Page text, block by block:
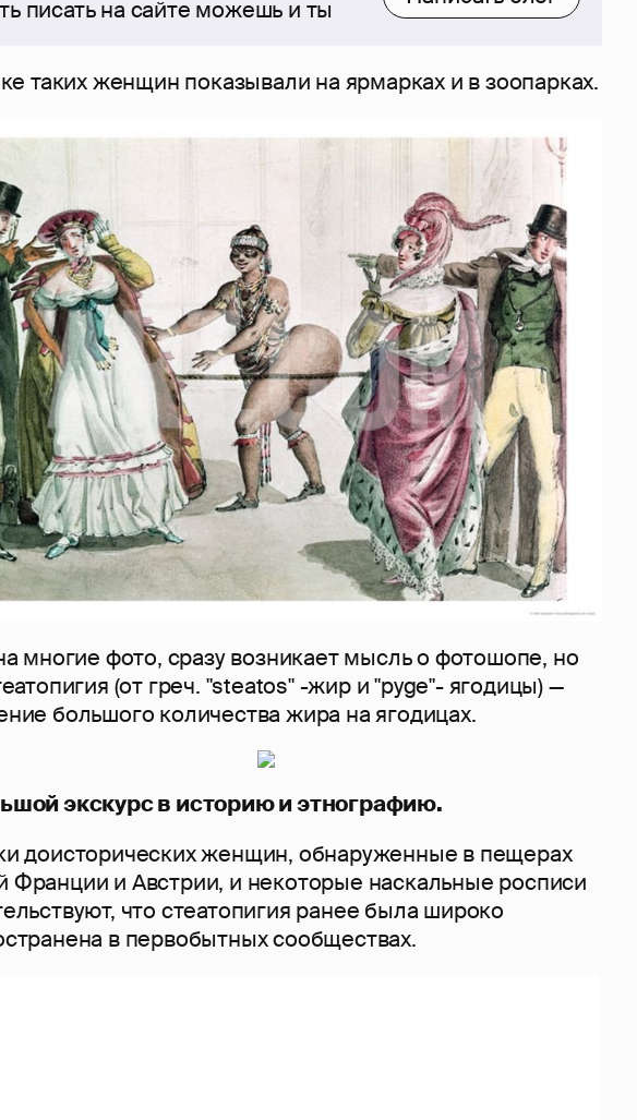
писать на сайте можешь и ты
таких женщин показывали на ярмарках и в зоопарках.
многие фото, сразу возникает мысль о фотошопе, но
(от греч. "steatos" -жир и "pyge"- ягодицы) —
большого количества жира на ягодицах.
экскурс в историю и этнографию.
доисторических женщин, обнаруженные в пещерах
и Австрии, и некоторые наскальные росписи
что стеатопигия ранее была широко
в первобытных сообществах.